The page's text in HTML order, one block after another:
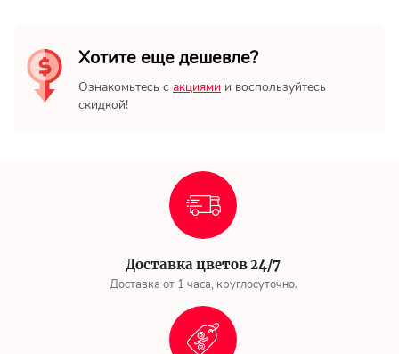
Хотите еще дешевле?
Ознакомьтесь с акциями и воспользуйтесь
скидкой!
Доставка цветов 24/7
Доставка от 1 часа, круглосуточно.